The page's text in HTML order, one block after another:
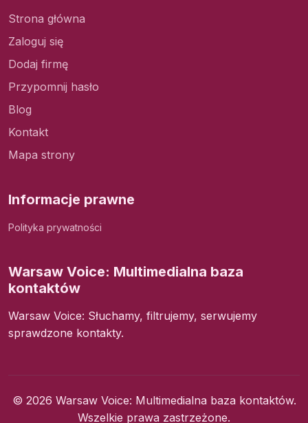
Strona główna
Zaloguj się
Dodaj firmę
Przypomnij hasło
Blog
Kontakt
Mapa strony
Informacje prawne
Polityka prywatności
Warsaw Voice: Multimedialna baza
kontaktów
Warsaw Voice: Słuchamy, filtrujemy, serwujemy
sprawdzone kontakty.
© 2026 Warsaw Voice: Multimedialna baza kontaktów.
Wszelkie prawa zastrzeżone.